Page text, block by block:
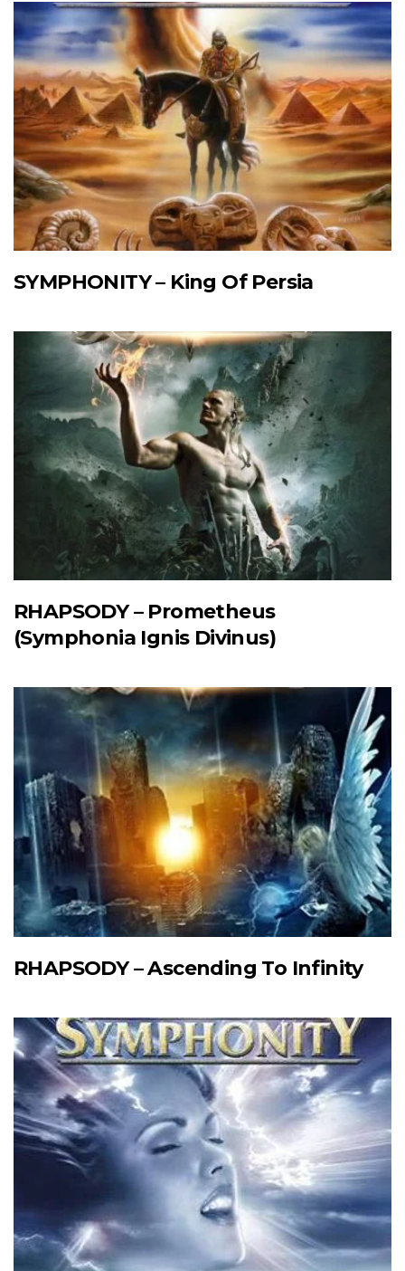
SYMPHONITY – King Of Persia
RHAPSODY – Prometheus
(Symphonia Ignis Divinus)
RHAPSODY – Ascending To Infinity